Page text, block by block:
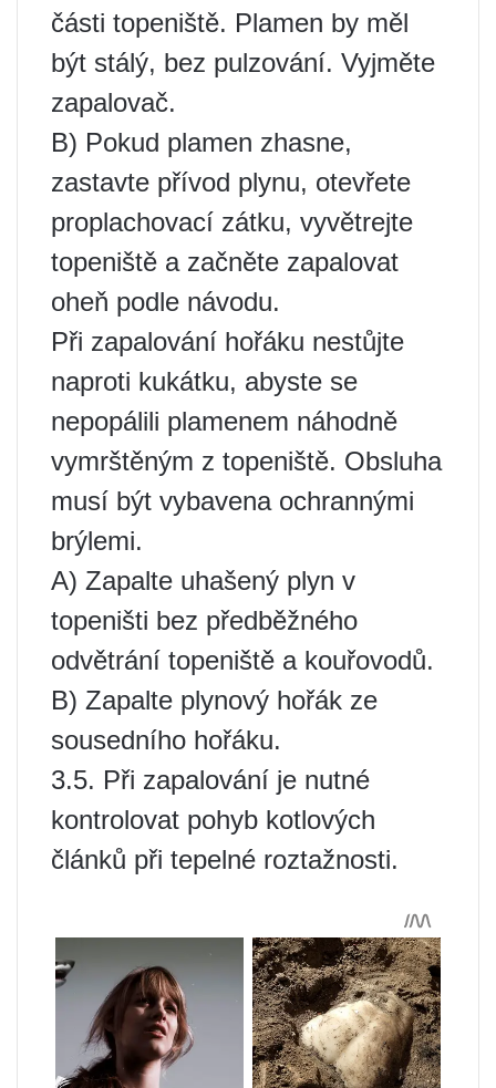
části topeniště. Plamen by měl
být stálý, bez pulzování. Vyjměte
zapalovač.
B) Pokud plamen zhasne,
zastavte přívod plynu, otevřete
proplachovací zátku, vyvětrejte
topeniště a začněte zapalovat
oheň podle návodu.
Při zapalování hořáku nestůjte
naproti kukátku, abyste se
nepopálili plamenem náhodně
vymrštěným z topeniště. Obsluha
musí být vybavena ochrannými
brýlemi.
A) Zapalte uhašený plyn v
topeništi bez předběžného
odvětrání topeniště a kouřovodů.
B) Zapalte plynový hořák ze
sousedního hořáku.
3.5. Při zapalování je nutné
kontrolovat pohyb kotlových
článků při tepelné roztažnosti.